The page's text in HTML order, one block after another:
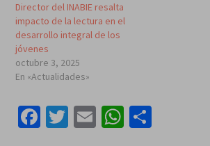
Director del INABIE resalta
impacto de la lectura en el
desarrollo integral de los
jóvenes
octubre 3, 2025
En «Actualidades»
Facebook
Twitter
EmailWhatsApp